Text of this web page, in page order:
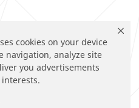
cookies on your device
navigation, analyze site
you advertisements